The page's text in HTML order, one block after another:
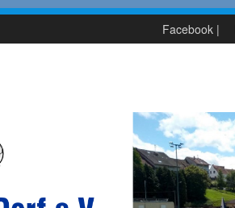
Facebook |